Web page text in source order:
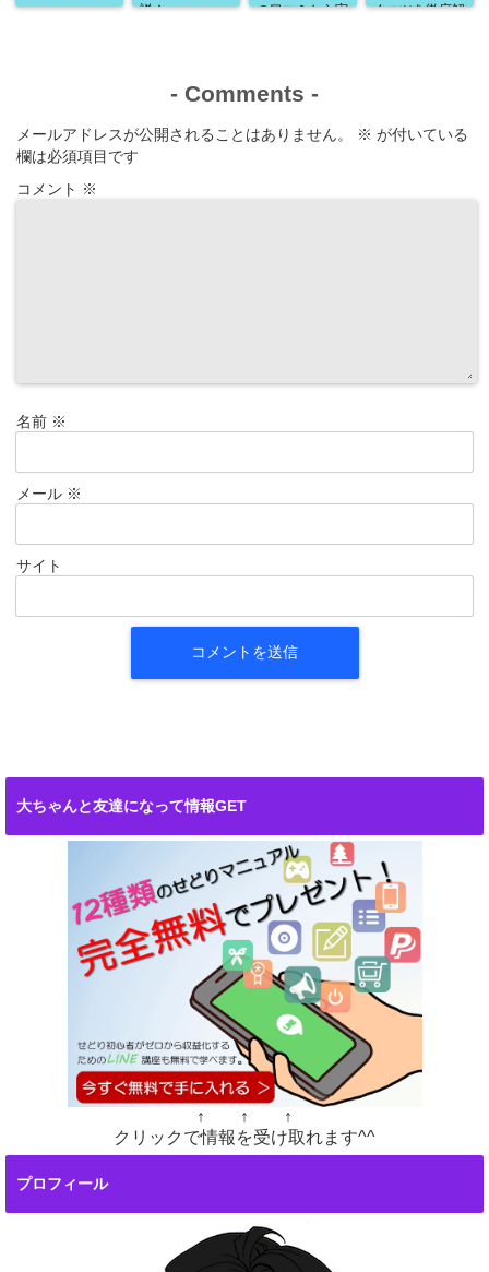
説！
の口コミから実
ぐコツを徹底解
- Comments -
メールアドレスが公開されることはありません。 ※ が付いている
欄は必須項目です
コメント ※
名前 ※
メール ※
サイト
大ちゃんと友達になって情報GET
↑ ↑ ↑
クリックで情報を受け取れます^^
プロフィール